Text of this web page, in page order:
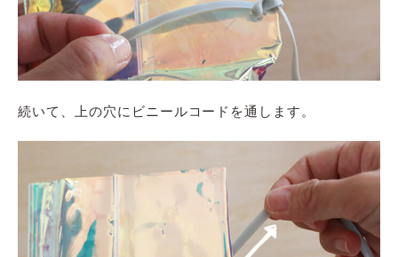
続いて、 上の穴にビニールコード を通します。